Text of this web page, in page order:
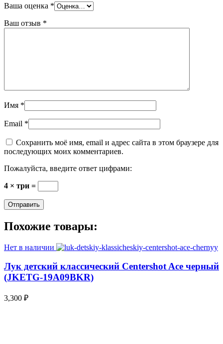
Ваша оценка *
Ваш отзыв *
Имя *
Email *
Сохранить моё имя, email и адрес сайта в этом браузере для
последующих моих комментариев.
Пожалуйста, введите ответ цифрами:
4 × три =
Похожие товары:
Нет в наличии
Лук детский классический Centershot Ace черный
(JKETG-19A09BKR)
3,300 ₽